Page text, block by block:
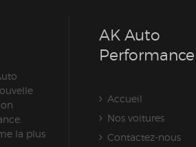
la plus
AK Auto
Performance
Accueil
Nos voitures
Contactez-nous